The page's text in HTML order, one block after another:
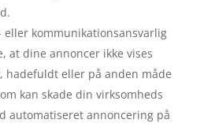
eller kommunikationsansvarlig
at dine annoncer ikke vises
hadefuldt eller på anden måde
kan skade din virksomheds
automatiseret annoncering på